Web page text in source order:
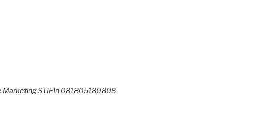
Marketing STIFIn 081805180808